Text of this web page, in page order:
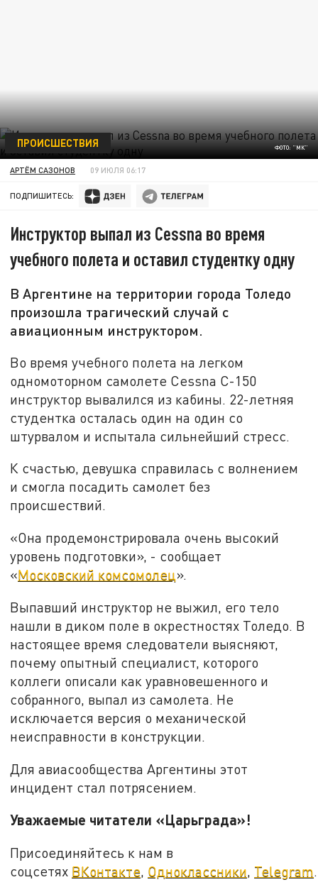
ФОТО: "МК"
ПРОИСШЕСТВИЯ
АРТЁМ САЗОНОВ 09 ИЮЛЯ 06:17
ПОДПИШИТЕСЬ:
Инструктор выпал из Cessna во время
учебного полета и оставил студентку одну
В Аргентине на территории города Толедо
произошла трагический случай с
авиационным инструктором.
Во время учебного полета на легком
одномоторном самолете Cessna C-150
инструктор вывалился из кабины. 22-летняя
студентка осталась один на один со
штурвалом и испытала сильнейший стресс.
К счастью, девушка справилась с волнением
и смогла посадить самолет без
происшествий.
«Она продемонстрировала очень высокий
уровень подготовки», - сообщает
«Московский комсомолец».
Выпавший инструктор не выжил, его тело
нашли в диком поле в окрестностях Толедо. В
настоящее время следователи выясняют,
почему опытный специалист, которого
коллеги описали как уравновешенного и
собранного, выпал из самолета. Не
исключается версия о механической
неисправности в конструкции.
Для авиасообщества Аргентины этот
инцидент стал потрясением.
Уважаемые читатели «Царьграда»!
Присоединяйтесь к нам в
соцсетях ВКонтакте, Одноклассники, Telegram.